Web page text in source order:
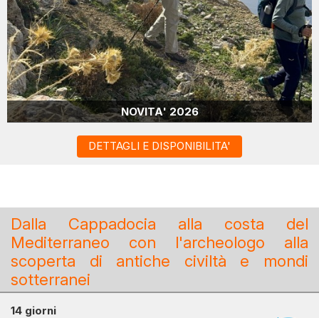
NOVITA' 2026
DETTAGLI E DISPONIBILITA'
Dalla Cappadocia alla costa del
Mediterraneo con l'archeologo alla
scoperta di antiche civiltà e mondi
sotterranei
14 giorni